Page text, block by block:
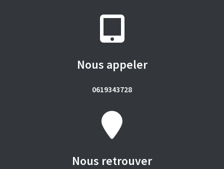
Nous appeler
0619343728
Nous retrouver